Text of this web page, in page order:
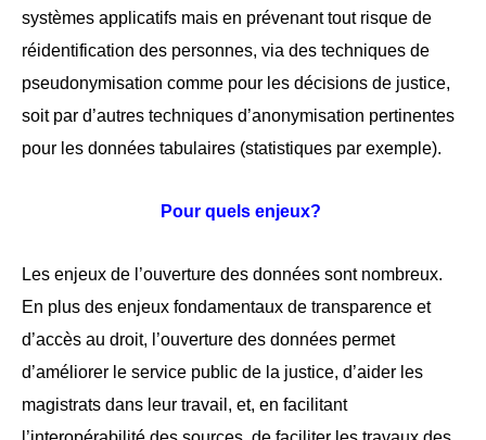
systèmes applicatifs mais en prévenant tout risque de
réidentification des personnes, via des techniques de
pseudonymisation comme pour les décisions de justice,
soit par d’autres techniques d’anonymisation pertinentes
pour les données tabulaires (statistiques par exemple).
Pour quels enjeux?
Les enjeux de l’ouverture des données sont nombreux.
En plus des enjeux fondamentaux de transparence et
d’accès au droit, l’ouverture des données permet
d’améliorer le service public de la justice, d’aider les
magistrats dans leur travail, et, en facilitant